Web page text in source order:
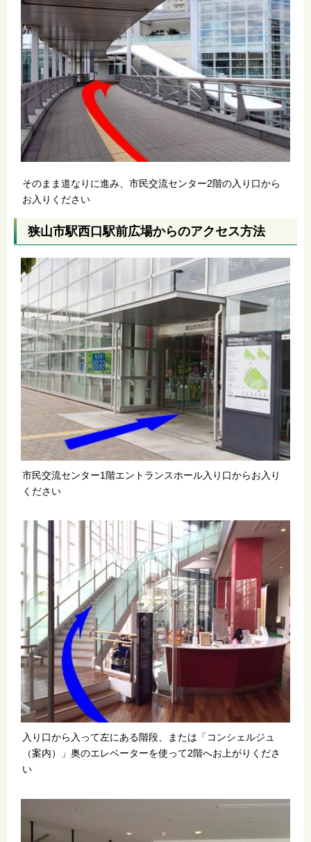
そのまま道なりに進み、市民交流センター2階の入り口から
お入りください
狭山市駅西口駅前広場からのアクセス方法
市民交流センター1階エントランスホール入り口からお入り
ください
入り口から入って左にある階段、または「コンシェルジュ
（案内）」奥のエレベーターを使って2階へお上がりくださ
い